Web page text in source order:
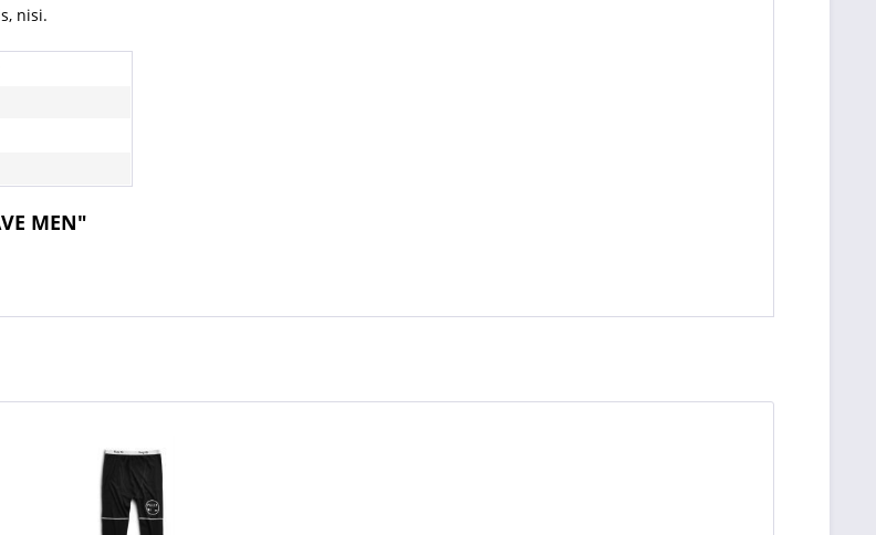
nisi.
MEN"